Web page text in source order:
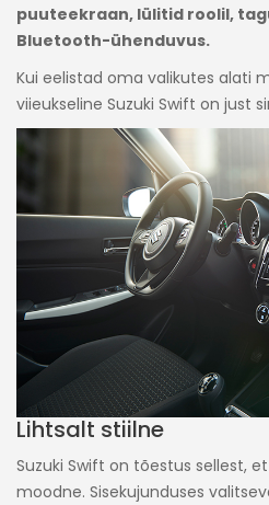
puuteekraan, lülitid roolil,
Bluetooth-ühenduvus.
Kui eelistad oma valikutes alati
viieukseline Suzuki Swift on just
Lihtsalt stiilne
Suzuki Swift on tõestus sellest,
moodne. Sisekujunduses